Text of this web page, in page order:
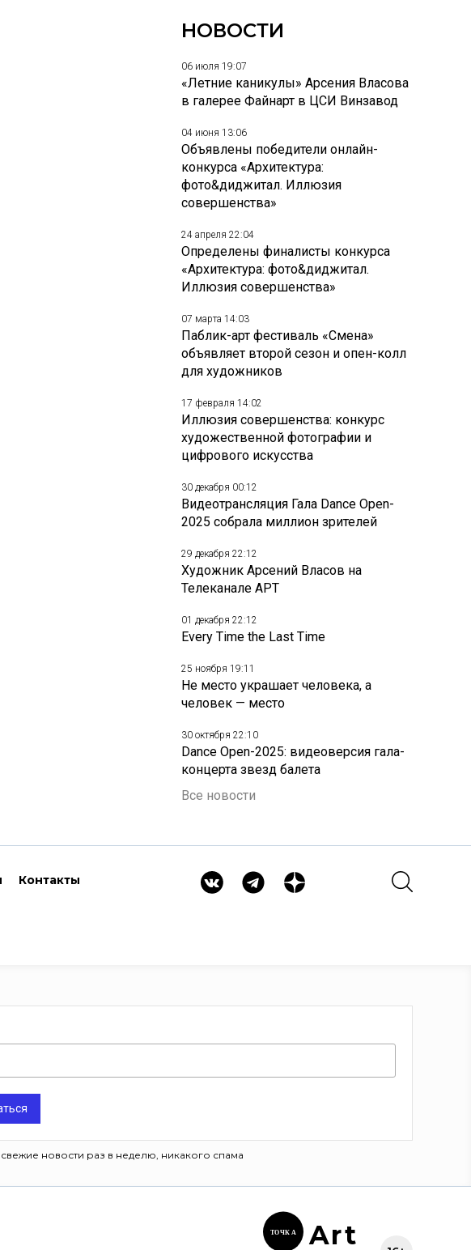
НОВОСТИ
06 июля 19:07
«Летние каникулы» Арсения Власова
в галерее Файнарт в ЦСИ Винзавод
04 июня 13:06
Объявлены победители онлайн-
конкурса «Архитектура:
фото&диджитал. Иллюзия
совершенства»
24 апреля 22:04
Определены финалисты конкурса
«Архитектура: фото&диджитал.
Иллюзия совершенства»
07 марта 14:03
Паблик-арт фестиваль «Смена»
объявляет второй сезон и опен-колл
для художников
17 февраля 14:02
Иллюзия совершенства: конкурс
художественной фотографии и
цифрового искусства
30 декабря 00:12
Видеотрансляция Гала Dance Open-
2025 собрала миллион зрителей
29 декабря 22:12
Художник Арсений Власов на
Телеканале АРТ
01 декабря 22:12
Every Time the Last Time
25 ноября 19:11
Не место украшает человека, а
человек — место
30 октября 22:10
Dance Open-2025: видеоверсия гала-
концерта звезд балета
Все новости
Контакты
новости раз в неделю, никакого спама
ТОЧК А Art